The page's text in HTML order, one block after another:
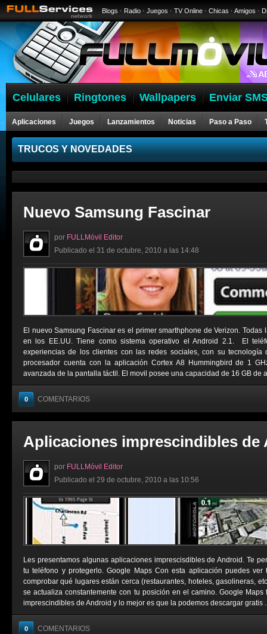
Blogs · Radio · Juegos · TV Online · Chicas · Amigos ·
Celulares Ringtones Wallpapers Enviar
Aplicaciones Juegos Lanzamientos Noticias Paso a Paso
Celulares
TRUCOS Y NOVEDADES
Nuevo Samsung Fascinar
por FULLMóvil Editor
Publicado el 31 de octubre, 2010 a las 14:48
El nuevo Samsung Fascinar es el primer smarthphone de Verizon.
en los EE.UU. Tiene como sistema operativo el Android 2.1. El
experiencias de los clientes con las redes sociales, con su tecnología
procesador cuenta con la aplicación Cortex A8 Hummingbird de 1
avanzada de la pantalla táctil. El movil posee una capacidad de 16 GB de
0 COMENTARIOS
Aplicaciones imprescindibles de
por FULLMóvil Editor
Publicado el 29 de octubre, 2010 a las 10:56
Les presentamos algunas aplicaciones imprescisdibles de Android. Te
tu teléfono y protegerlo. Google Maps Con esta aplicación puedes
comprobar qué lugares están cerca (restaurantes, hoteles, gasolineras,
se actualiza constantemente con tu posición en el camino. Google
imprescindibles de Android y lo mejor es que la podemos descargar gratis
0 COMENTARIOS